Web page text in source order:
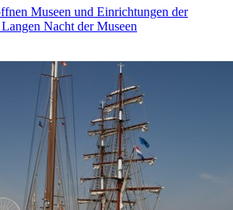
Museen und Einrichtungen der
Nacht der Museen